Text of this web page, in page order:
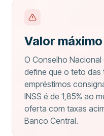
Valor máximo
O Conselho
define que o teto das
empréstimos
INSS é de 1,85% ao
oferta com taxas
Banco Central.